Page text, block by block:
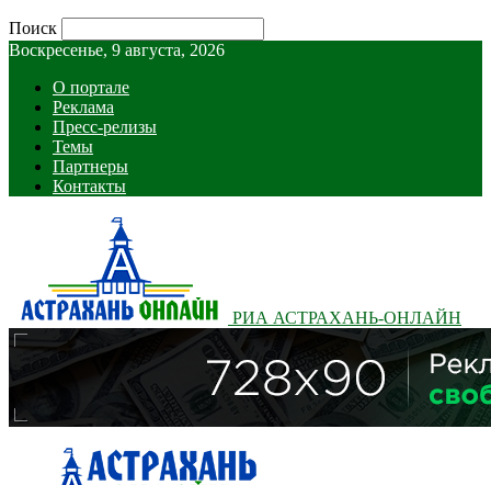
Поиск
Воскресенье, 9 августа, 2026
О портале
Реклама
Пресс-релизы
Темы
Партнеры
Контакты
РИА АСТРАХАНЬ-ОНЛАЙН